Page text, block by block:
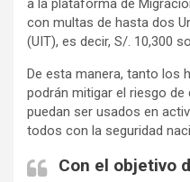
a la plataforma de
con multas de hasta dos
(UIT), es decir, S/. 10,300
De esta manera, tanto los
podrán mitigar el riesgo
puedan ser usados en
todos con la seguridad
Con el objetivo